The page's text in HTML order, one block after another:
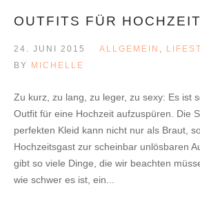
OUTFITS FÜR
24. JUNI 2015 ALLGEMEIN
BY MICHELLE
Zu kurz, zu lang, zu leger, zu sexy: Es ist
Outfit für eine Hochzeit aufzuspüren. Die
perfekten Kleid kann nicht nur als Braut,
Hochzeitsgast zur scheinbar unlösbaren
gibt so viele Dinge, die wir beachten
wie schwer es ist, ein...